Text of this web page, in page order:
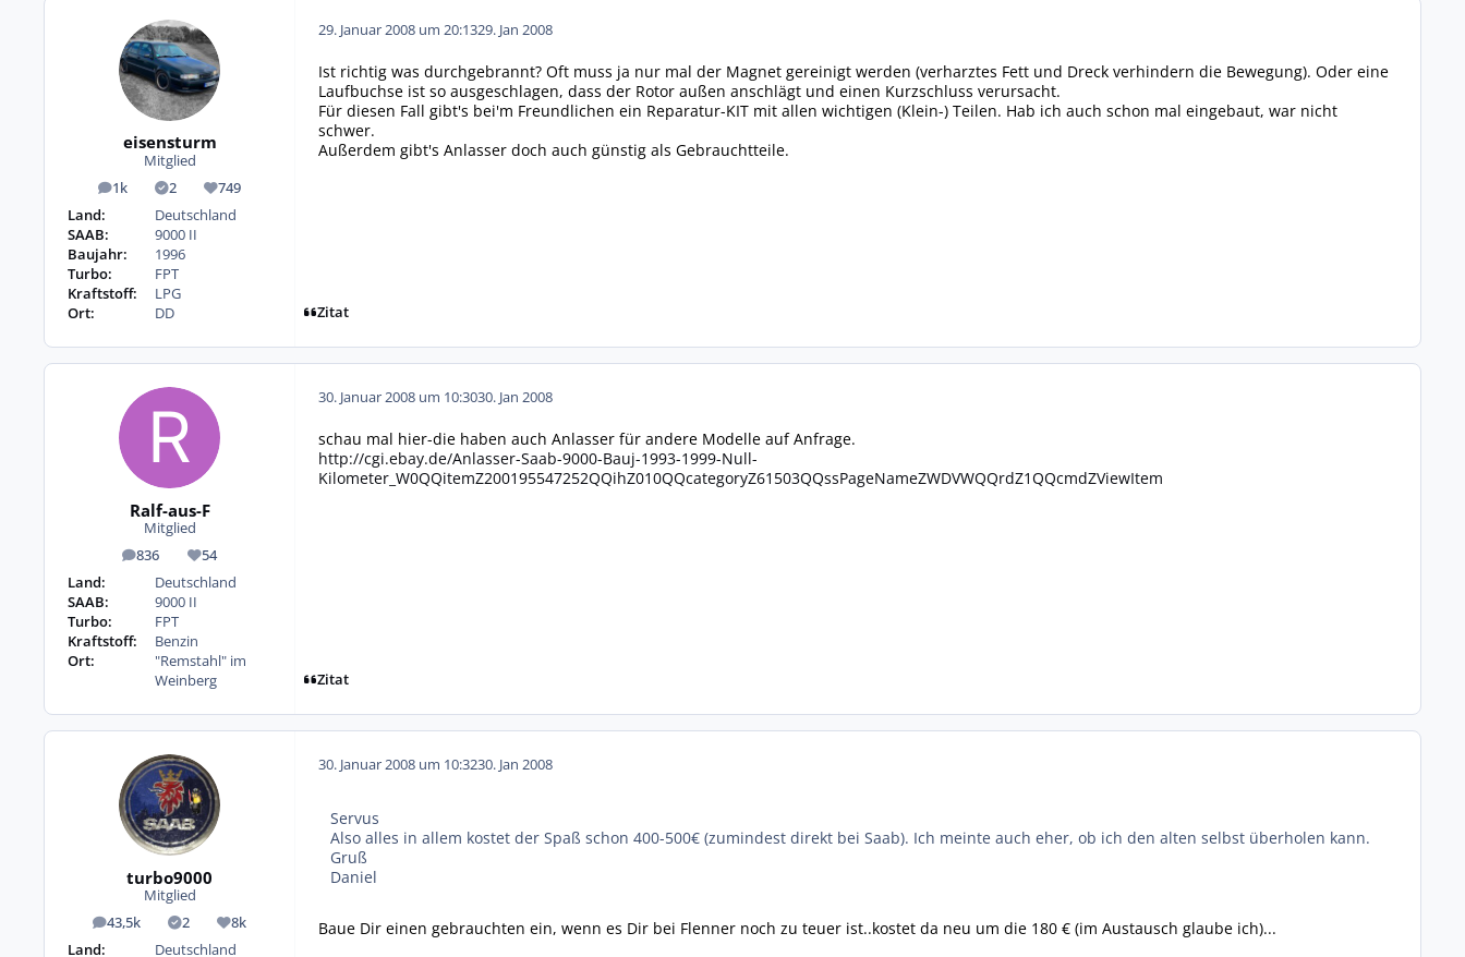
eisensturm
Mitglied
1k
Beiträge 2
Lösungen749
Reputation
Land:
Deutschland
SAAB:
9000 II
Baujahr:
1996
Turbo:
FPT
Kraftstoff:
LPG
Ort:
DD
29. Januar 2008 um 20:1329. Jan 2008
Ist richtig was durchgebrannt? Oft muss ja nur mal der Magnet gereinigt werden (verharztes Fett und Dreck verhindern die Bewegung). Oder eine
Laufbuchse ist so ausgeschlagen, dass der Rotor außen anschlägt und einen Kurzschluss verursacht.
Für diesen Fall gibt's bei'm Freundlichen ein Reparatur-KIT mit allen wichtigen (Klein-) Teilen. Hab ich auch schon mal eingebaut, war nicht
schwer.
Außerdem gibt's Anlasser doch auch günstig als Gebrauchtteile.
Zitat
Ralf-aus-F
Mitglied
836
Beiträge 54
Reputation
Land:
Deutschland
SAAB:
9000 II
Turbo:
FPT
Kraftstoff:
Benzin
Ort:
"Remstahl" im
Weinberg
30. Januar 2008 um 10:3030. Jan 2008
schau mal hier-die haben auch Anlasser für andere Modelle auf Anfrage.
http://cgi.ebay.de/Anlasser-Saab-9000-Bauj-1993-1999-Null-
Kilometer_W0QQitemZ200195547252QQihZ010QQcategoryZ61503QQssPageNameZWDVWQQrdZ1QQcmdZViewItem
Zitat
turbo9000
Mitglied
43,5k
Beiträge 2
Lösungen
8k
Reputation
Land:
Deutschland
30. Januar 2008 um 10:3230. Jan 2008
Servus
Also alles in allem kostet der Spaß schon 400-500€ (zumindest direkt bei Saab). Ich meinte auch eher, ob ich den alten selbst überholen kann.
Gruß
Daniel
Baue Dir einen gebrauchten ein, wenn es Dir bei Flenner noch zu teuer ist..kostet da neu um die 180 € (im Austausch glaube ich)...